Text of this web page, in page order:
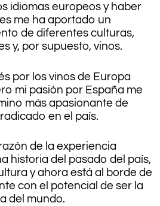
idiomas europeos y haber
me ha aportado un
de diferentes culturas,
y, por supuesto, vinos.
por los vinos de Europa
mi pasión por España me
más apasionante de
en el país.
de la experiencia
historia del pasado del país,
y ahora está al borde de
con el potencial de ser la
del mundo.